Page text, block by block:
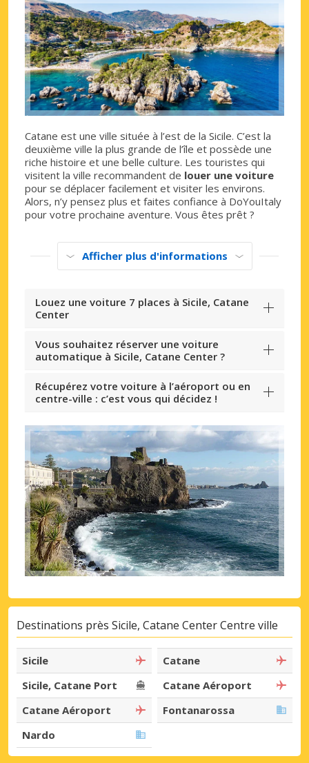
Catane est une ville située à l’est de la Sicile. C’est la
deuxième ville la plus grande de l’île et possède une
riche histoire et une belle culture. Les touristes qui
visitent la ville recommandent de louer une voiture
pour se déplacer facilement et visiter les environs.
Alors, n’y pensez plus et faites confiance à DoYouItaly
pour votre prochaine aventure. Vous êtes prêt ?
Afficher plus d'informations
Louez une voiture 7 places à Sicile, Catane
Center
Vous souhaitez réserver une voiture
automatique à Sicile, Catane Center ?
Récupérez votre voiture à l’aéroport ou en
centre-ville : c’est vous qui décidez !
Destinations près Sicile, Catane Center Centre ville
Sicile
Catane
Sicile, Catane Port
Catane Aéroport
Catane Aéroport
Fontanarossa
Nardo